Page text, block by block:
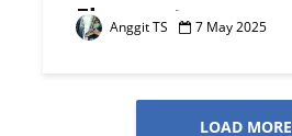
Eloquent
Anggit TS 7 May 2025
LOAD MORE